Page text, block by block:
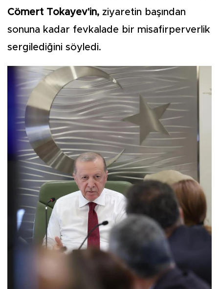
Cömert Tokayev'in, ziyaretin başından
sonuna kadar fevkalade bir misafirperverlik
sergilediğini söyledi.